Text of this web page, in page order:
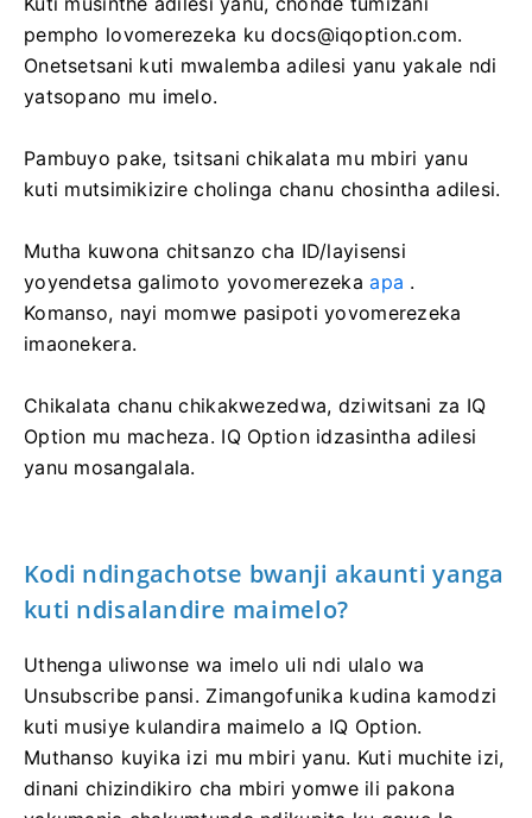
pempho lovomerezeka kudocs@iqoption.com.
Onetsetsani kuti mwalemba adilesi yanu yakale ndi
yatsopano mu imelo.
Pambuyo pake, tsitsani chikalata mu mbiri yanu
kuti mutsimikizire cholinga chanu chosintha adilesi.
Mutha kuwona chitsanzo cha ID/layisensi
yoyendetsa galimoto yovomerezekaapa .
Komanso, nayi momwe pasipoti yovomerezeka
imaonekera.
Chikalata chanu chikakwezedwa, dziwitsani za IQ
Option mu macheza. IQ Option idzasintha adilesi
yanu mosangalala.
Kodi ndingachotse bwanji akaunti yanga
kuti ndisalandire maimelo?
Uthenga uliwonse wa imelo uli ndi ulalo wa
Unsubscribe pansi. Zimangofunika kudina kamodzi
kuti musiye kulandira maimelo a IQ Option.
Muthanso kuyika izi mu mbiri yanu. Kuti muchite izi,
dinani chizindikiro cha mbiri yomwe ili pakona